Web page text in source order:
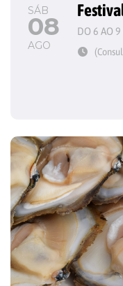
SÁB
08
AGO
DO 6 AO